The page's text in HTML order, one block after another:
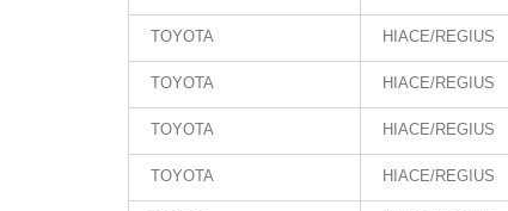
TOYOTA HIACE/REGIUS
TOYOTA HIACE/REGIUS
TOYOTA HIACE/REGIUS
TOYOTA HIACE/REGIUS